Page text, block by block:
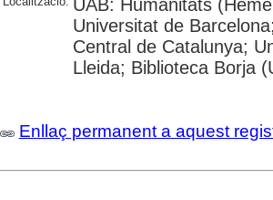
UAB: Humanitats
Universitat de
Central de Catalunya;
Lleida; Biblioteca Borja
Enllaç permanent a aquest